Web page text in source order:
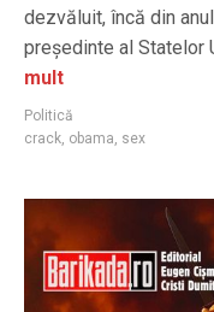
dezvăluit, încă din
președinte al Statelor
mult
Politică
crack, obama, sex